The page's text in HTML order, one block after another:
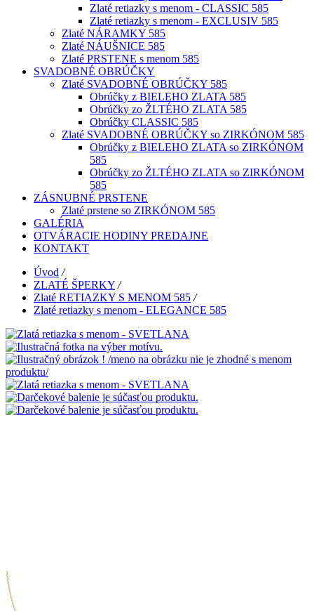
Zlaté retiazky s menom - CLASSIC 585
Zlaté retiazky s menom - EXCLUSIV 585
Zlaté NÁRAMKY 585
Zlaté NÁUŠNICE 585
Zlaté PRSTENE s menom 585
SVADOBNÉ OBRÚČKY
Zlaté SVADOBNÉ OBRÚČKY 585
Obrúčky z BIELEHO ZLATA 585
Obrúčky zo ŽLTÉHO ZLATA 585
Obrúčky CLASSIC 585
Zlaté SVADOBNÉ OBRÚČKY so ZIRKÓNOM 585
Obrúčky z BIELEHO ZLATA so ZIRKÓNOM
585
Obrúčky zo ŽLTÉHO ZLATA so ZIRKÓNOM
585
ZÁSNUBNÉ PRSTENE
Zlaté prstene so ZIRKÓNOM 585
GALÉRIA
OTVÁRACIE HODINY PREDAJNE
KONTAKT
Úvod /
ZLATÉ ŠPERKY /
Zlaté RETIAZKY S MENOM 585 /
Zlaté retiazky s menom - ELEGANCE 585